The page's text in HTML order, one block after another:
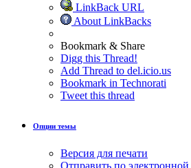
LinkBack URL
About LinkBacks
Bookmark & Share
Digg this Thread!
Add Thread to del.icio.us
Bookmark in Technorati
Tweet this thread
Опции темы
Версия для печати
Отправить по